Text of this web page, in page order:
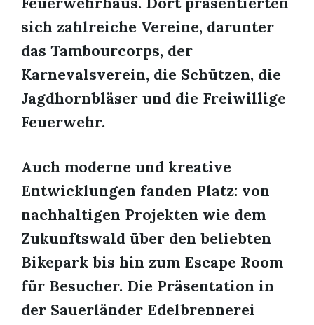
sich zahlreiche Vereine, darunter
das Tambourcorps, der
Karnevalsverein, die Schützen, die
Jagdhornbläser und die Freiwillige
Feuerwehr.
Auch moderne und kreative
Entwicklungen fanden Platz: von
nachhaltigen Projekten wie dem
Zukunftswald über den beliebten
Bikepark bis hin zum Escape Room
für Besucher. Die Präsentation in
der Sauerländer Edelbrennerei